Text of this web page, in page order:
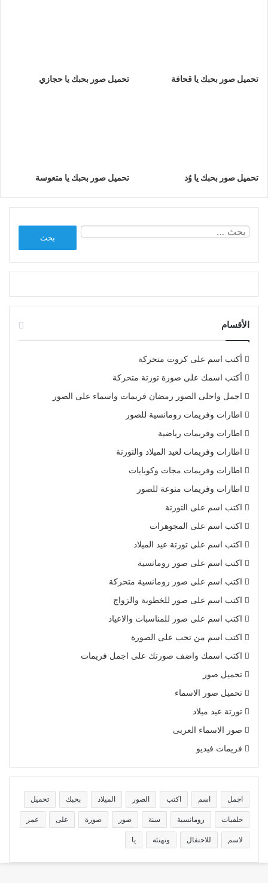
تحميل صور بحبك يا قحافة تحميل صور بحبك يا حجازي
تحميل صور بحبك يا وُد تحميل صور بحبك يا متعوسة
الأقسام
أكتب اسم على كروت متحركة
أكتب اسمك على صورة تورتة متحركة
اجمل واحلى الصور رمضان فريمات واسماء على الصور
اطارات وفريمات رومانسية للصور
اطارات وفريمات رياضية
اطارات وفريمات لعيد الميلاد والتورتة
اطارات وفريمات مجات وكوبايات
اطارات وفريمات منوعة للصور
اكتب اسم على التورتة
اكتب اسم على المجوهرات
اكتب اسم على تورتة عيد الميلاد
اكتب اسم على صور رومانسية
اكتب اسم على صور رومانسية متحركة
اكتب اسم على صور للخطوبة والزواج
اكتب اسم على صور للمناسبات والاعياد
اكتب اسم من تحب على الصورة
اكتب اسمك واضف صورتك على اجمل فريمات
تحميل صور
تحميل صور الاسماء
تورتة عيد ميلاد
صور الاسماء العربى
فريمات فيديو
اجمل اسم اكتب الصور الميلاد بحبك تحميل
خلفيات رومانسية سنة صور صورة على عمر
لاسم للاحتفال وتهنئة يا